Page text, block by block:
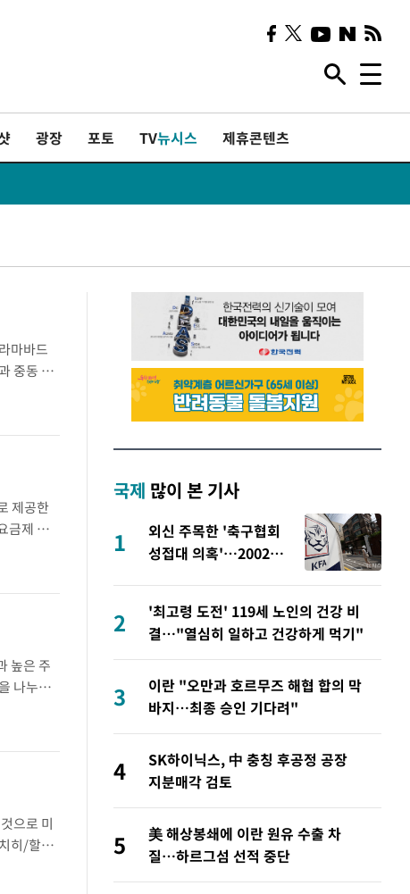
광장 포토 TV뉴시스 제휴콘텐츠
마바드
중동 매
회견에
제공한
금제 가
용..
높은 주
나누는
사에
으로 미
히/할레
했다.
국제 많이 본 기사
1
외신 주목한 '축구협회
성접대 의혹'…2002
2
'최고령 도전' 119세 노인의 건강 비
결…"열심히 일하고 건강하게 먹기"
3
이란 "오만과 호르무즈 해협 합의 막
바지…최종 승인 기다려"
4
SK하이닉스, 中 충칭 후공정 공장
지분매각 검토
5
美 해상봉쇄에 이란 원유 수출 차
질…하르그섬 선적 중단